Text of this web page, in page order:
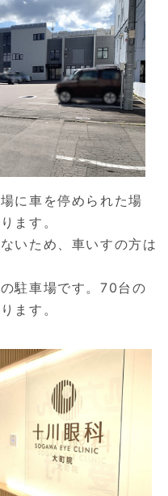
に車を停められた場
ます。
いため、車いすの方は
駐車場です。70台の
ます。